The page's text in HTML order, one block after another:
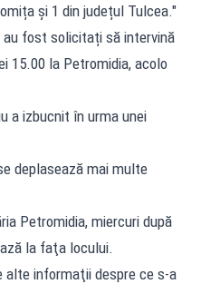
și 1 din județul Tulcea."
au fost solicitați să intervină
15.00 la Petromidia, acolo
a izbucnit în urma unei
deplasează mai multe
Petromidia, miercuri după
la faţa locului.
alte informaţii despre ce s-a